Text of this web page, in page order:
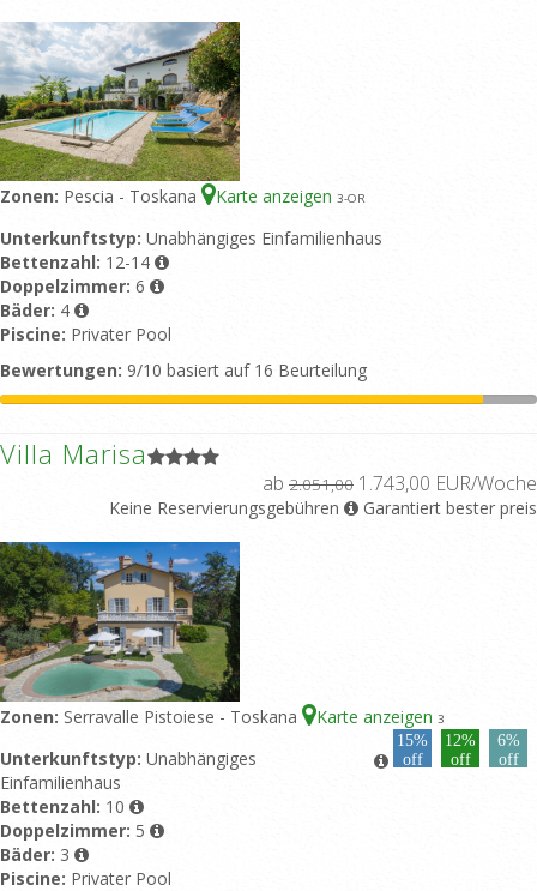
Zonen: Pescia - Toskana Karte anzeigen 3-OR
Unterkunftstyp: Unabhängiges Einfamilienhaus
Bettenzahl: 12-14
Doppelzimmer: 6
Bäder: 4
Piscine: Privater Pool
Bewertungen: 9/10 basiert auf 16 Beurteilung
Villa Marisa
ab 2.051,00 1.743,00 EUR/Woche
Keine Reservierungsgebühren Garantiert bester preis
Zonen: Serravalle Pistoiese - Toskana Karte anzeigen 3
15%
off
12%
off
6%
off
Unterkunftstyp: Unabhängiges
Einfamilienhaus
Bettenzahl: 10
Doppelzimmer: 5
Bäder: 3
Piscine: Privater Pool